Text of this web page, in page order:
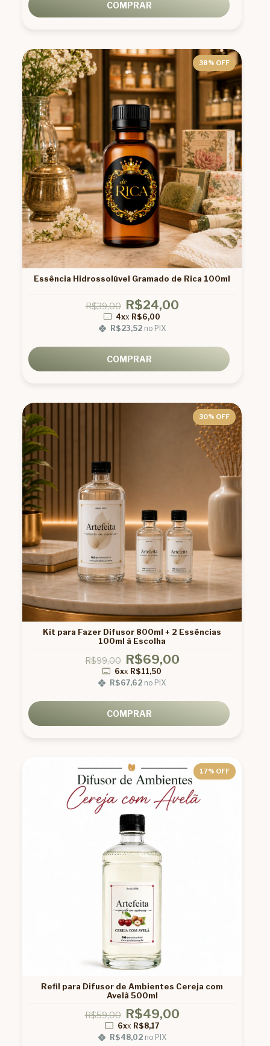
COMPRAR
38% OFF
Essência Hidrossolúvel Gramado de Rica 100ml
R$39,00 R$24,00
4xx R$6,00
R$23,52no PIX
COMPRAR
30% OFF
Kit para Fazer Difusor 800ml + 2 Essências
100ml à Escolha
R$99,00 R$69,00
6xx R$11,50
R$67,62 no PIX
COMPRAR
17% OFF
Refil para Difusor de Ambientes Cereja com
Avelã 500ml
R$59,00 R$49,00
6xx R$8,17
R$48,02no PIX